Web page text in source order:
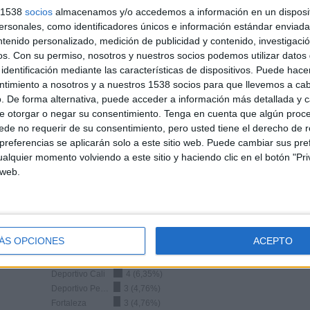
socios almacenamos y/o accedemos a información en un
como identificadores únicos e información estándar
personalizado, medición de publicidad y contenido,
Con su permiso, nosotros y nuestros socios podemos utilizar datos
mediante las características de dispositivos. Puede
a nosotros y a nuestros 1538 socios para que llevemos a
De forma alternativa, puede acceder a información más detallada y
otorgar o negar su consentimiento. Tenga en cuenta que algún
no requerir de su consentimiento, pero usted tiene el derecho de
se aplicarán solo a este sitio web. Puede cambiar sus
momento volviendo a este sitio y haciendo clic en el botón
OPCIONES ACEPTO
2
CANALES
34
Total equipos
Ranking equipos por nº de partidos en abierto
Medellín
8 (12,7%)
Boyacá Chicó
5 (7,94%)
Once Caldas
5 (7,94%)
Fortaleza
5 (7,94%)
Atlético Nacional
4 (6,35%)
Ranking equipos por nº de partidos Visitante
Medellín
Deportivo Cali
4 (6,35%)
3 (4,76%)
Fortaleza
3 (4,76%)